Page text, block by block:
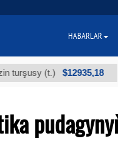
(t.) $12935,18 Az
HABARLAR